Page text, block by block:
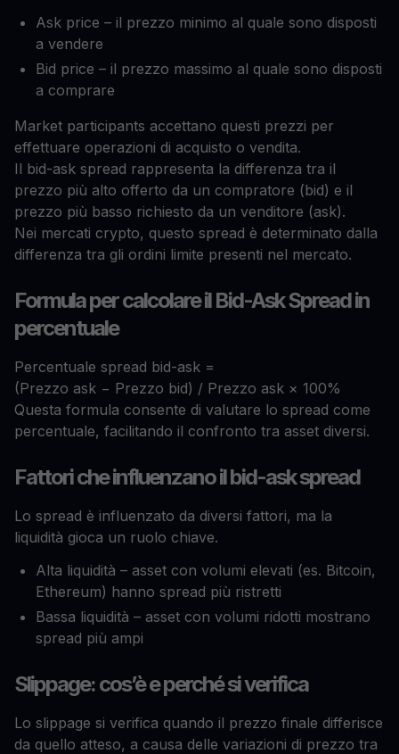
Ask price – il prezzo minimo al quale sono disposti
a vendere
Bid price – il prezzo massimo al quale sono disposti
a comprare
Market participants accettano questi prezzi per
effettuare operazioni di acquisto o vendita.
Il bid-ask spread rappresenta la differenza tra il
prezzo più alto offerto da un compratore (bid) e il
prezzo più basso richiesto da un venditore (ask).
Nei mercati crypto, questo spread è determinato dalla
differenza tra gli ordini limite presenti nel mercato.
Formula per calcolare il Bid-Ask Spread in
percentuale
Percentuale spread bid-ask =
(Prezzo ask − Prezzo bid) / Prezzo ask × 100%
Questa formula consente di valutare lo spread come
percentuale, facilitando il confronto tra asset diversi.
Fattori che influenzano il bid-ask spread
Lo spread è influenzato da diversi fattori, ma la
liquidità gioca un ruolo chiave.
Alta liquidità – asset con volumi elevati (es. Bitcoin,
Ethereum) hanno spread più ristretti
Bassa liquidità – asset con volumi ridotti mostrano
spread più ampi
Slippage: cos’è e perché si verifica
Lo slippage si verifica quando il prezzo finale differisce
da quello atteso, a causa delle variazioni di prezzo tra